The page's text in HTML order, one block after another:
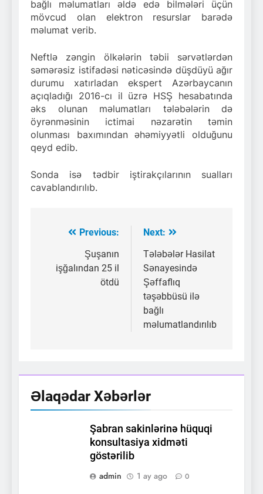
bağlı məlumatları əldə edə bilmələri üçün
mövcud olan elektron resurslar barədə
məlumat verib.
Neftlə zəngin ölkələrin təbii sərvətlərdən
səmərəsiz istifadəsi nəticəsində düşdüyü ağır
durumu xatırladan ekspert Azərbaycanın
açıqladığı 2016-cı il üzrə HSŞ hesabatında
əks olunan məlumatları tələbələrin də
öyrənməsinin ictimai nəzarətin təmin
olunması baxımından əhəmiyyətli olduğunu
qeyd edib.
Sonda isə tədbir iştirakçılarının sualları
cavablandırılıb.
naviqasiyası
Previous:
Şuşanın
işğalından 25 il
ötdü
Next:
Tələbələr Hasilat
Sənayesində
Şəffaflıq
təşəbbüsü ilə
bağlı
məlumatlandırılıb
Əlaqədar Xəbərlər
Şabran sakinlərinə hüquqi
konsultasiya xidməti
göstərilib
admin
1 ay ago 0